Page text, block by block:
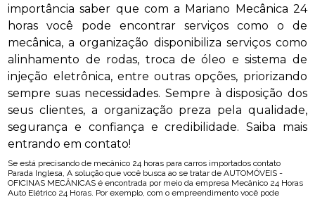
importância saber que com a Mariano Mecânica 24
horas você pode encontrar serviços como o de
mecânica, a organização disponibiliza serviços como
alinhamento de rodas, troca de óleo e sistema de
injeção eletrônica, entre outras opções, priorizando
sempre suas necessidades. Sempre à disposição dos
seus clientes, a organização preza pela qualidade,
segurança e confiança e credibilidade. Saiba mais
entrando em contato!
Se está precisando de mecânico 24 horas para carros importados contato
Parada Inglesa, A solução que você busca ao se tratar de AUTOMÓVEIS -
OFICINAS MECÂNICAS é encontrada por meio da empresa Mecânico 24 Horas
Auto Elétrico 24 Horas. Por exemplo, com o empreendimento você pode